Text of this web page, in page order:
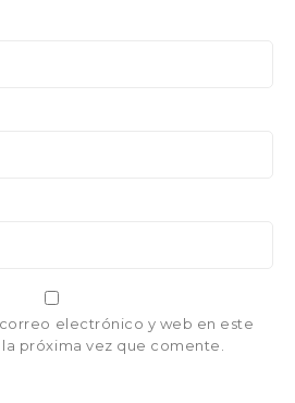
electrónico y web en este
próxima vez que comente.